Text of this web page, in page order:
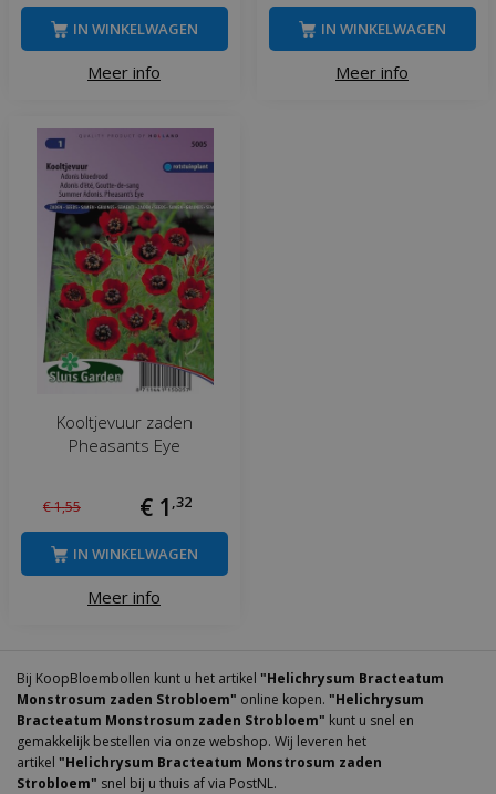
Meer info
IN WINKELWAGEN
Meer info
IN WINKELWAGEN
Kooltjevuur zaden
Pheasants Eye
€1,55 € 1 ,32
Meer info
IN WINKELWAGEN
Bij KoopBloembollen kunt u het artikel "Helichrysum Bracteatum
Monstrosum zaden Strobloem" online kopen. "Helichrysum
Bracteatum Monstrosum zaden Strobloem" kunt u snel en
gemakkelijk bestellen via onze webshop. Wij leveren het
artikel "Helichrysum Bracteatum Monstrosum zaden
Strobloem" snel bij u thuis af via PostNL.